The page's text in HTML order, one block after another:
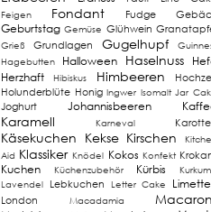
Feigen Fondant Fudge
Geburtstag Gemüse Glühwein
Grieß Grundlagen Gugelhupf
Hagebutten
Halloween Haselnuss
Herzhaft
Hibiskus Himbeeren
Holunderblüte Honig Ingwer Isomalt Jar
Joghurt Johannisbeeren
Karamell Karneval
Käsekuchen Kekse Kirschen
Aid Klassiker Knödel Kokos Konfekt
Kuchen Küchenzubehör Kürbis
Lavendel
Lebkuchen Letter Cake
London Macadamia